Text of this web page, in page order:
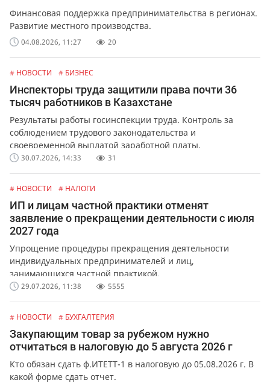
Финансовая поддержка предпринимательства в регионах.
Развитие местного производства.
04.08.2026, 11:27 20
# НОВОСТИ # БИЗНЕС
Инспекторы труда защитили права почти 36
тысяч работников в Казахстане
Результаты работы госинспекции труда. Контроль за
соблюдением трудового законодательства и
своевременной выплатой заработной платы.
30.07.2026, 14:33 31
# НОВОСТИ # НАЛОГИ
ИП и лицам частной практики отменят
заявление о прекращении деятельности с июля
2027 года
Упрощение процедуры прекращения деятельности
индивидуальных предпринимателей и лиц,
занимающихся частной практикой.
29.07.2026, 11:38 5555
# НОВОСТИ # БУХГАЛТЕРИЯ
Закупающим товар за рубежом нужно
отчитаться в налоговую до 5 августа 2026 г
Кто обязан сдать ф.ИТЕТТ-1 в налоговую до 05.08.2026 г. В
какой форме сдать отчет.